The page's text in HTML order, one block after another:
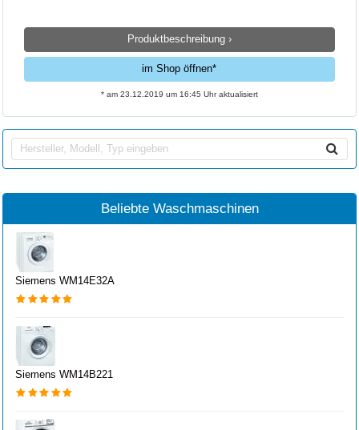
Produktbeschreibung ›
im Shop öffnen*
* am 23.12.2019 um 16:45 Uhr aktualisiert
Beliebte Waschmaschinen
Siemens WM14E32A
Siemens WM14B221